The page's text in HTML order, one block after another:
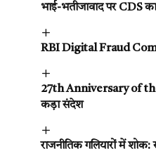
भाई-भतीजावाद पर CDS
RBI Digital Fraud
27th Anniversary of
कड़ा संदेश
राजनीतिक गलियारों में